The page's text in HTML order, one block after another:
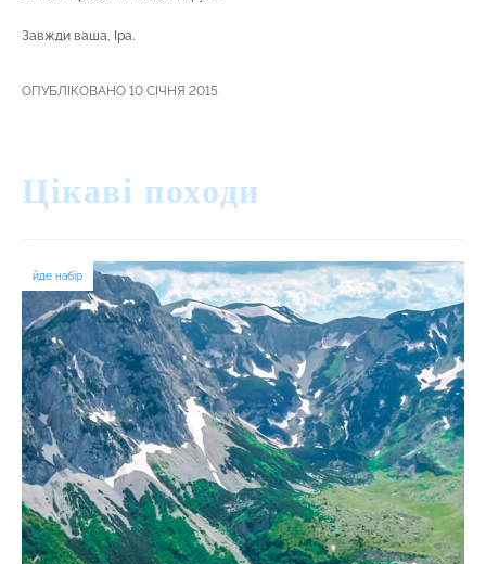
Завжди ваша, Іра.
ОПУБЛІКОВАНО 10 СІЧНЯ 2015
Цікаві походи
йде набір